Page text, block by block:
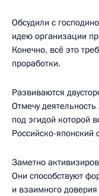
Обсудили с
идею организации
Конечно, всё это
проработки.
Развиваются
Отмечу
под эгидой которой
Российско-японский
Заметно
Они способствуют
и взаимного